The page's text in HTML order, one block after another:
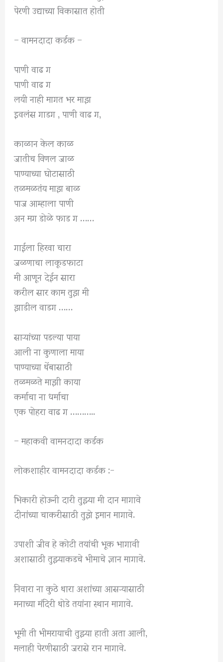
पेरणी उद्याच्या विकासात होती
– वामनदादा कर्डक –
पाणी वाढ ग
पाणी वाढ ग
लयी नाही मागत भर माझ
इवलंस गाडग , पाणी वाढ ग,
काळान केल काळ
जातीच विणल जाळ
पाण्याच्या घोटासाठी
तळमळतंय माझ बाळ
पाज आम्हाला पाणी
अन मग डोळे फाड ग ……
गाईला हिरवा चारा
जळणाचा लाकूडफाटा
मी आणून देईन सारा
करील सार काम तुझ मी
झाडील वाडग ……
साऱ्यांच्या पडल्या पाया
आली ना कुणाला माया
पाण्याच्या थेंबासाठी
तळमळते माझी काया
कर्माचा ना धर्माचा
एक पोहरा वाढ ग ………..
– महाकवी वामनदादा कर्डक
लोकशाहीर वामनदादा कर्डक :-
भिकारी होऊनी दारी तुझ्या मी दान मागावे
दीनांच्या चाकरीसाठी तुझे इमान मागावे.
उपाशी जीव हे कोटी तयांची भूक भागावी
अशासाठी तुझ्याकडचे भीमाचे ज्ञान मागावे.
निवारा ना कुठे थारा अशांच्या आसऱ्‍यासाठी
मनाच्या मंदिरी थोडे तयांना स्थान मागावे.
भूमी ती भीमरायाची तुझ्या हाती अता आली,
मलाही पेरणीसाठी जरासे रान मागावे.